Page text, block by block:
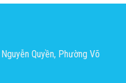
Quyền, Phường Võ